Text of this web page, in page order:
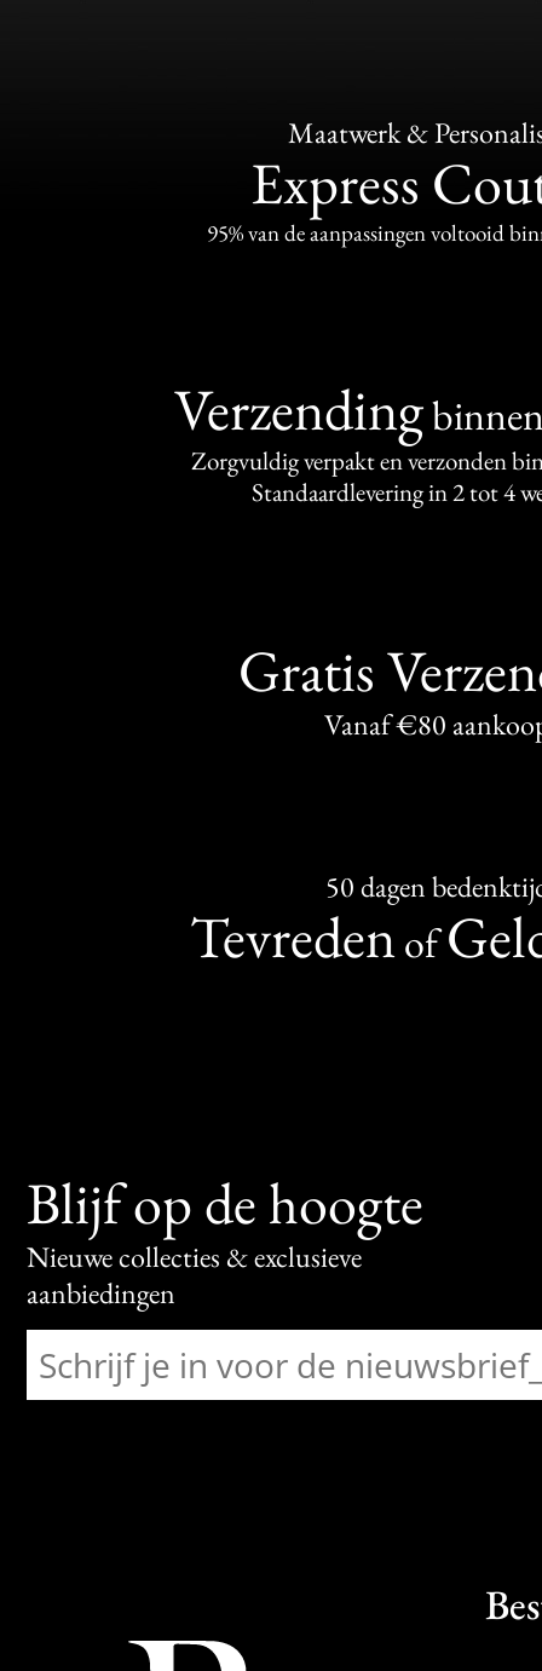
Maatwerk &
Express
95% van de aanpassingen voltooid
Verzending
Zorgvuldig verpakt en verzonden
Standaardlevering in 2 tot 4
Gratis
Vanaf €80
50 dagen
Tevredenof
Blijf op de hoogte
Nieuwe collecties & exclusieve
aanbiedingen